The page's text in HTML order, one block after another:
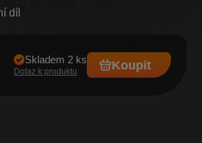
díl
Skladem 2 ks
Dotaz k produktu Koupit